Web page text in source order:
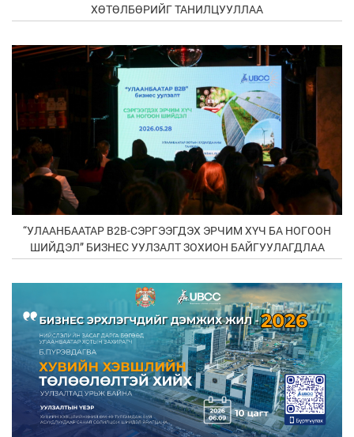
ХӨТӨЛБӨРИЙГ ТАНИЛЦУУЛЛАА
“УЛААНБААТАР В2В-СЭРГЭЭГДЭХ ЭРЧИМ ХҮЧ БА НОГООН
ШИЙДЭЛ” БИЗНЕС УУЛЗАЛТ ЗОХИОН БАЙГУУЛАГДЛАА